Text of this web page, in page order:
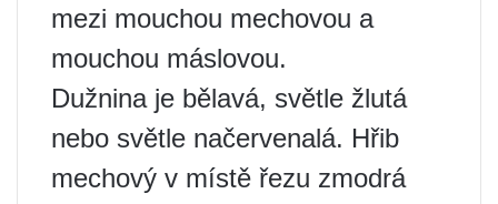
mezi mouchou mechovou a
mouchou máslovou.
Dužnina je bělavá, světle žlutá
nebo světle načervenalá. Hřib
mechový v místě řezu zmodrá